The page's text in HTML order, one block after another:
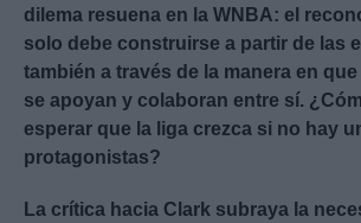
dilema resuena en la WNBA: el
solo debe construirse a partir de las
también a través de la manera en
se apoyan y colaboran entre sí.
esperar que la liga crezca si no hay
protagonistas?
La crítica hacia Clark subraya la